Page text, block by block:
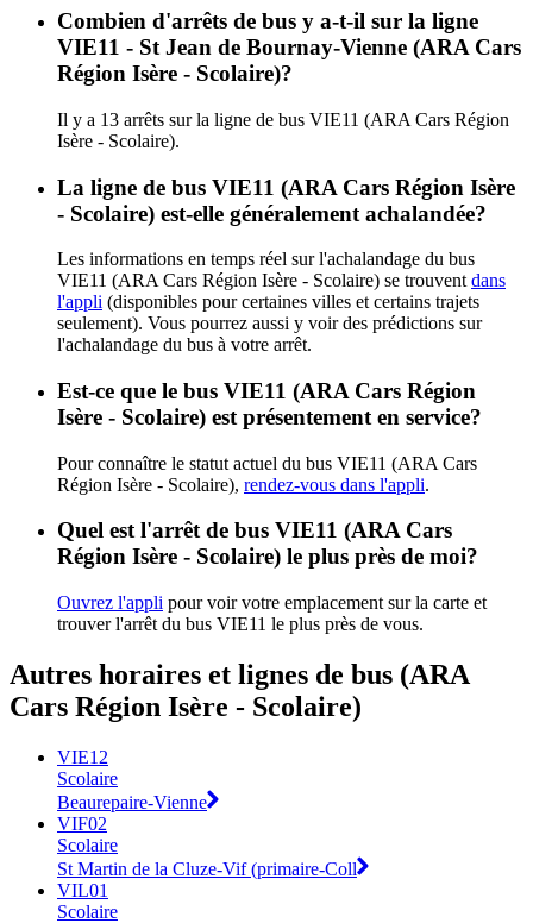
Combien d'arrêts de bus y a-t-il sur la ligne
VIE11 - St Jean de Bournay-Vienne (ARA Cars
Région Isère - Scolaire)?
Il y a 13 arrêts sur la ligne de bus VIE11 (ARA Cars Région
Isère - Scolaire).
La ligne de bus VIE11 (ARA Cars Région Isère
- Scolaire) est-elle généralement achalandée?
Les informations en temps réel sur l'achalandage du bus
VIE11 (ARA Cars Région Isère - Scolaire) se trouvent dans
l'appli (disponibles pour certaines villes et certains trajets
seulement). Vous pourrez aussi y voir des prédictions sur
l'achalandage du bus à votre arrêt.
Est-ce que le bus VIE11 (ARA Cars Région
Isère - Scolaire) est présentement en service?
Pour connaître le statut actuel du bus VIE11 (ARA Cars
Région Isère - Scolaire), rendez-vous dans l'appli.
Quel est l'arrêt de bus VIE11 (ARA Cars
Région Isère - Scolaire) le plus près de moi?
Ouvrez l'appli pour voir votre emplacement sur la carte et
trouver l'arrêt du bus VIE11 le plus près de vous.
Autres horaires et lignes de bus (ARA
Cars Région Isère - Scolaire)
VIE12
Scolaire
Beaurepaire-Vienne
VIF02
Scolaire
St Martin de la Cluze-Vif (primaire-Coll
VIL01
Scolaire